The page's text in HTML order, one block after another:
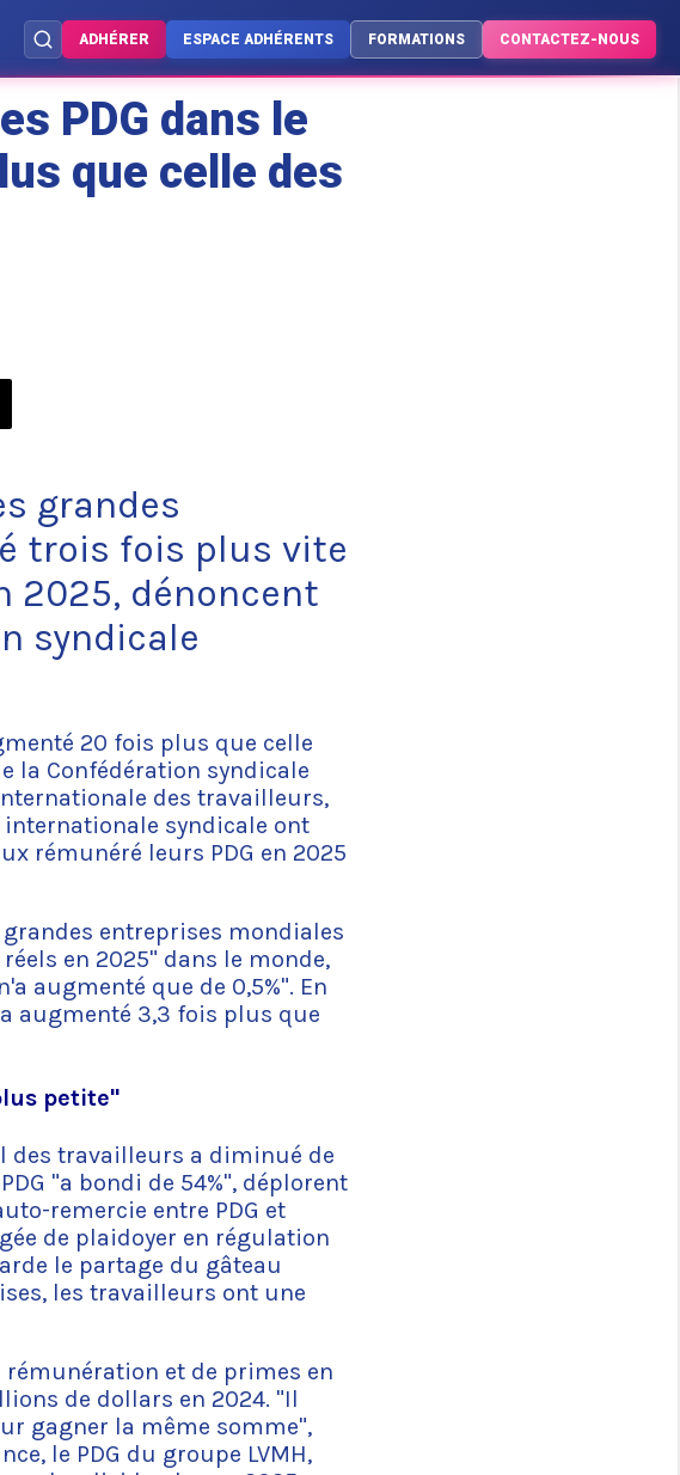
ADHÉRER ESPACE ADHÉRENTS FORMATIONS CONTACTEZ-NOUS
PDG dans le
que celle des
grandes
trois fois plus vite
2025, dénoncent
syndicale
20 fois plus que celle
la Confédération syndicale
des travailleurs,
internationale syndicale ont
rémunéré leurs PDG en 2025
entreprises mondiales
en 2025" dans le monde,
augmenté que de 0,5%". En
augmenté 3,3 fois plus que
petite"
des travailleurs a diminué de
"a bondi de 54%", déplorent
remercie entre PDG et
de plaidoyer en régulation
le partage du gâteau
les travailleurs ont une
rémunération et de primes en
de dollars en 2024. "Il
gagner la même somme",
le PDG du groupe LVMH,